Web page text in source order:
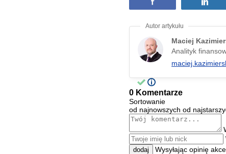
Maciej
Analityk
0 Komentarze
Sortowanie
od najnowszych od
dodaj Wysyłając opinię